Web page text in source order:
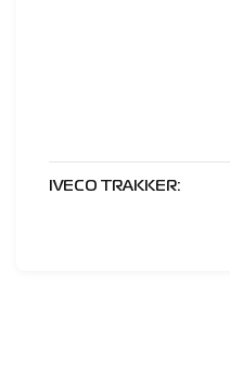
IVECO TRAKKER: